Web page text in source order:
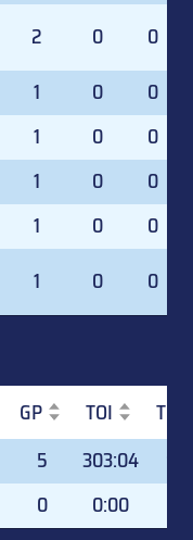
2 0
0
1 0
0
1 0
0
1 0
0
1 0
0
1 0 0
GP TOI
GP TOI
5 303:04
0 0:00